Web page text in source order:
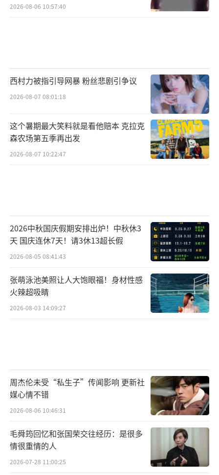
2026-08-06 10:57:40
西村力被指引导网暴 粉丝悲剧引争议
2026-08-07 08:01:18
这个暑期最大笑料就是看他赔本 克拉克
森农场第五季再出发
2026-08-07 10:22:47
2026中秋国庆假期安排出炉！中秋休3
天 国庆连休7天！请3休13超长假
2026-08-05 08:41:43
张萌泳池美照让人大饱眼福！身材性感
火辣超吸睛
2026-08-03 14:09:27
周杰伦未受“私生子”传闻影响 更新社
媒心情不错
2026-08-06 10:46:31
毛舜筠回忆和张国荣交往经历：是很多
情很重情的人
2026-07-28 11:00:25